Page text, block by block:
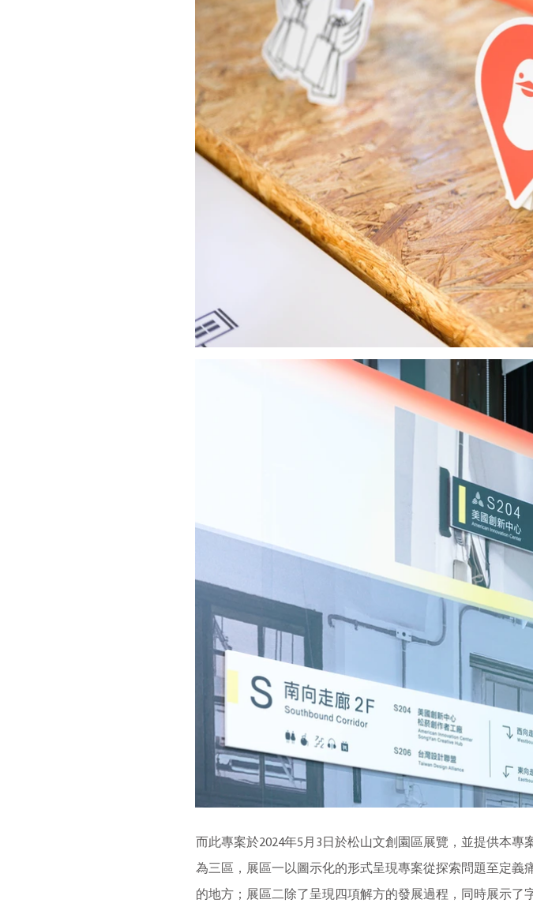
而此專案於2024年5月3日於松山文創園區展覽，並提供本
為三區，展區一以圖示化的形式呈現專案從探索問題至定
的地方；展區二除了呈現四項解方的發展過程，同時展示了